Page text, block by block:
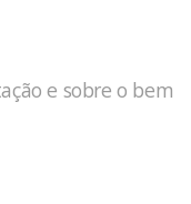
e sobre o bem